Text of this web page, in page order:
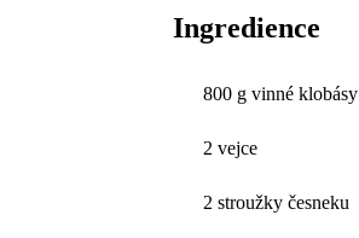
Ingredience
800 g vinné klobásy
2 vejce
2 stroužky česneku